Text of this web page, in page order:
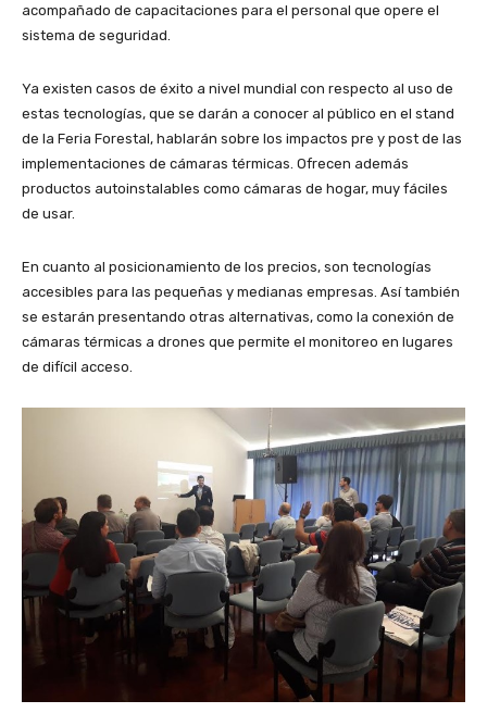
acompañado de capacitaciones para el personal que opere el
sistema de seguridad.
Ya existen casos de éxito a nivel mundial con respecto al uso de
estas tecnologías, que se darán a conocer al público en el stand
de la Feria Forestal, hablarán sobre los impactos pre y post de las
implementaciones de cámaras térmicas. Ofrecen además
productos autoinstalables como cámaras de hogar, muy fáciles
de usar.
En cuanto al posicionamiento de los precios, son tecnologías
accesibles para las pequeñas y medianas empresas. Así también
se estarán presentando otras alternativas, como la conexión de
cámaras térmicas a drones que permite el monitoreo en lugares
de difícil acceso.